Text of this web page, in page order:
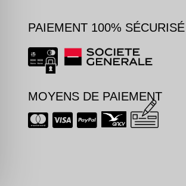
PAIEMENT 100% SÉCURISÉ
MOYENS DE PAIEMENT